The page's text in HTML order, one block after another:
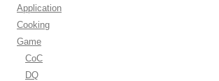
Application
Cooking
Game
CoC
DQ